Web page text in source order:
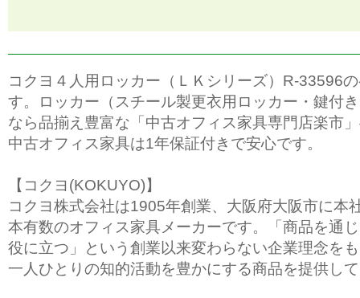
コクヨ４人用ロッカー（ＬＫシリーズ）R-33596
す。ロッカー（スチール製更衣用ロッカー・鍵付
なら品揃え豊富な「中古オフィス家具専門店楽市
中古オフィス家具は1年保証付きで安心です。
【コクヨ(KOKUYO)】
コクヨ株式会社は1905年創業、大阪府大阪市に本
本有数のオフィス家具メーカーです。「商品を通
役に立つ」という創業以来変わらない企業理念を
一人ひとりの知的活動を豊かにする商品を提供し